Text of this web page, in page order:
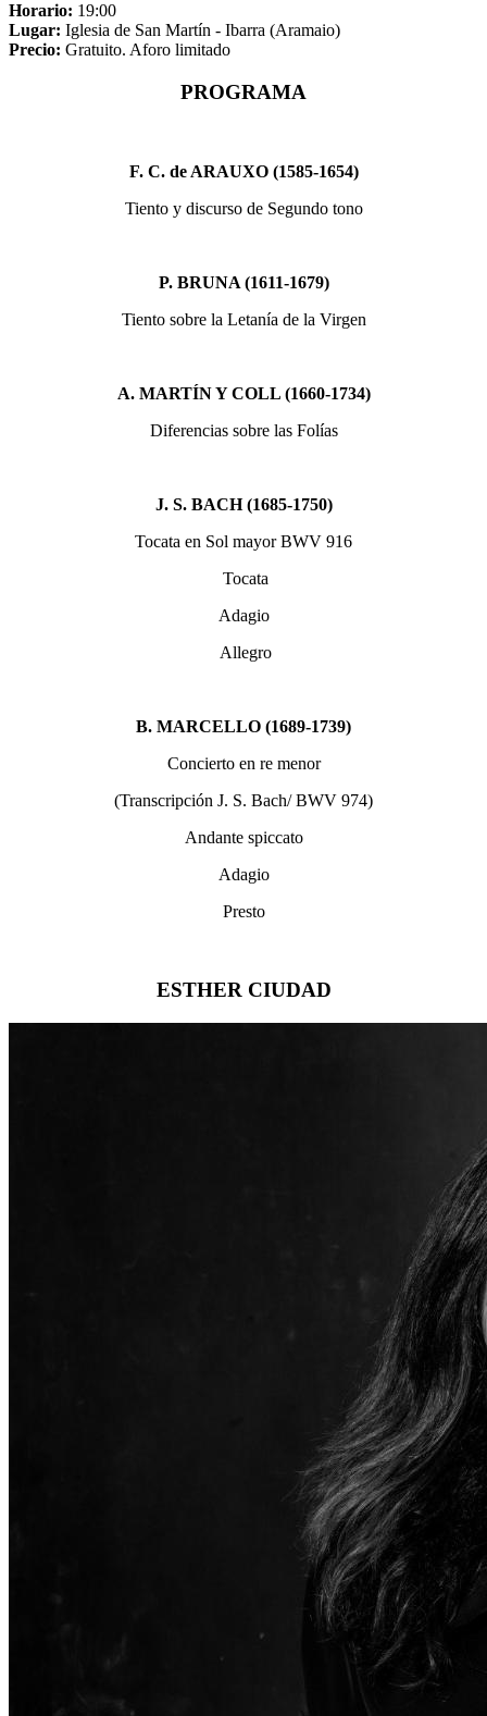
Horario: 19:00
Lugar: Iglesia de San Martín - Ibarra (Aramaio)
Precio: Gratuito. Aforo limitado
PROGRAMA
F. C. de ARAUXO (1585-1654)
Tiento y discurso de Segundo tono
P. BRUNA (1611-1679)
Tiento sobre la Letanía de la Virgen
A. MARTÍN Y COLL (1660-1734)
Diferencias sobre las Folías
J. S. BACH (1685-1750)
Tocata en Sol mayor BWV 916
Tocata
Adagio
Allegro
B. MARCELLO (1689-1739)
Concierto en re menor
(Transcripción J. S. Bach/ BWV 974)
Andante spiccato
Adagio
Presto
ESTHER CIUDAD